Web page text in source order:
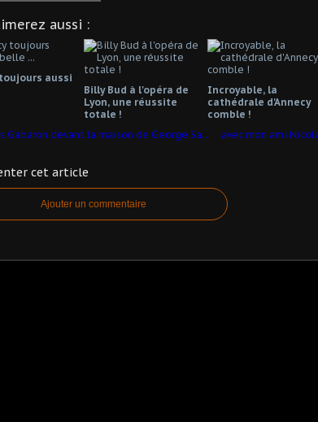
aussi :
aussi
Billy Bud à l'opéra de
Lyon, une réussite
totale !
Incroyable, la
cathédrale d'Annecy
comble !
Nicolas Gabaron devant la maison de George Sand à. Nohant
cet article
Ajouter un commentaire